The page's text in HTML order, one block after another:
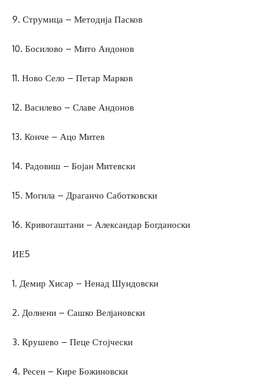
9. Струмица – Методија Пасков
10. Босилово – Мито Андонов
11. Ново Село – Петар Марков
12. Василево – Славе Андонов
13. Конче – Ацо Митев
14. Радовиш – Бојан Митевски
15. Могила – Драганчо Саботковски
16. Кривогаштани – Александар Богданоски
ИЕ5
1. Демир Хисар – Ненад Шундовски
2. Долнени – Сашко Велјановски
3. Крушево – Пеце Стојчески
4. Ресен – Кире Божиновски